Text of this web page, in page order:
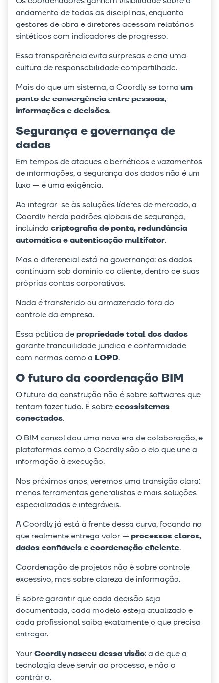
andamento de todas as disciplinas, enquanto
gestores de obra e diretores acessam relatórios
sintéticos com indicadores de progresso.
Essa transparência evita surpresas e cria uma
cultura de responsabilidade compartilhada.
Mais do que um sistema, a Coordly se torna um
ponto de convergência entre pessoas,
informações e decisões.
Segurança e governança de
dados
Em tempos de ataques cibernéticos e vazamentos
de informações, a segurança dos dados não é um
luxo — é uma exigência.
Ao integrar-se às soluções líderes de mercado, a
Coordly herda padrões globais de segurança,
incluindo criptografia de ponta, redundância
automática e autenticação multifator.
Mas o diferencial está na governança: os dados
continuam sob domínio do cliente, dentro de suas
próprias contas corporativas.
Nada é transferido ou armazenado fora do
controle da empresa.
Essa política depropriedade total dos dados
garante tranquilidade jurídica e conformidade
com normas como a LGPD.
O futuro da coordenação BIM
O futuro da construção não é sobre softwares que
tentam fazer tudo. É sobreecossistemas
conectados.
O BIM consolidou uma nova era de colaboração, e
plataformas como a Coordly são o elo que une a
informação à execução.
Nos próximos anos, veremos uma transição clara:
menos ferramentas generalistas e mais soluções
especializadas e integráveis.
A Coordly já está à frente dessa curva, focando no
que realmente entrega valor — processos claros,
dados confiáveis e coordenação eficiente.
Coordenação de projetos não é sobre controle
excessivo, mas sobre clareza de informação.
É sobre garantir que cada decisão seja
documentada, cada modelo esteja atualizado e
cada profissional saiba exatamente o que precisa
entregar.
YourCoordly nasceu dessa visão: a de que a
tecnologia deve servir ao processo, e não o
contrário.